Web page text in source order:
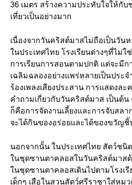
36 เมตร สร้างความประทับใจให้กั
เที่ยวเป็นอย่างมาก
เนื่องจากวันคริสต์มาสไม่ถือเป็นวันห
ในประเทศไทย โรงเรียนต่างๆที่ไม่ใ
การเรียนการสอนตามปกติ แต่จะมีก
เฉลิมฉลองอย่างแพร่หลายเป็นประ
ร้องเพลงเสียงประสาน การแสดงล
คำถามเกี่ยวกับวันคริสต์มาส เป็นต้น
ก็คือการจัดงานเลี้ยงและการจับสล
จะได้กินของอร่อยและได้ของขวัญชิ้
นอกจากนั้น ในประเทศไทย สัตว์ชนิ
ในชุดซานตาคลอสในวันคริสต์มาสด้
ในชุดซานตาคลอสเดินไปตามโรงเ
เด็กๆ เสือในสวนสัตว์ศรีราชาใส่หม